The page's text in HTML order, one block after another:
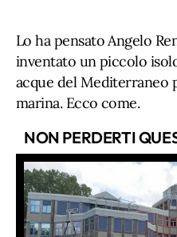
Lo ha pensato Angelo
inventato un piccolo
acque del Mediterraneo
marina. Ecco come.
NON PERDERTI